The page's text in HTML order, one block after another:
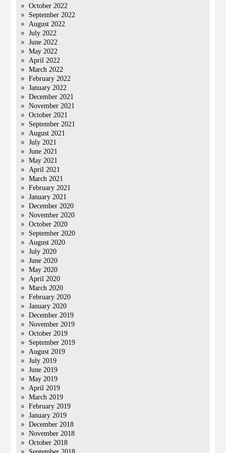
October 2022
September 2022
August 2022
July 2022
June 2022
May 2022
April 2022
March 2022
February 2022
January 2022
December 2021
November 2021
October 2021
September 2021
August 2021
July 2021
June 2021
May 2021
April 2021
March 2021
February 2021
January 2021
December 2020
November 2020
October 2020
September 2020
August 2020
July 2020
June 2020
May 2020
April 2020
March 2020
February 2020
January 2020
December 2019
November 2019
October 2019
September 2019
August 2019
July 2019
June 2019
May 2019
April 2019
March 2019
February 2019
January 2019
December 2018
November 2018
October 2018